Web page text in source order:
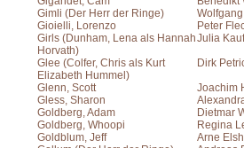
Gimli (Der Herr der Ringe)
Gioielli, Lorenzo
Peter
Girls (Dunham, Lena als Hannah
Horvath)
Julia
Glee (Colfer, Chris als Kurt
Elizabeth Hummel)
Dirk
Glenn, Scott
Joachim
Gless, Sharon
Goldberg, Adam
Dietmar
Goldberg, Whoopi
Regina
Goldblum, Jeff
Arne